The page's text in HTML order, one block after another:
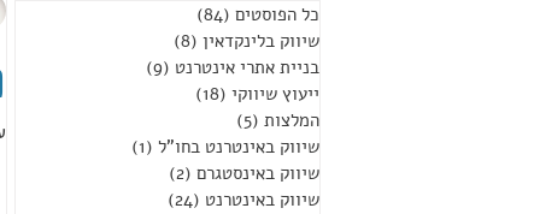
כל הפוסטים (84)
שיווק בלינקדאין (8)
בניית אתרי אינטרנט (9)
ייעוץ שיווקי (18)
המלצות (5)
שיווק באינטרנט בחו"ל (1)
שיווק באינסטגרם (2)
שיווק באינטרנט (24)